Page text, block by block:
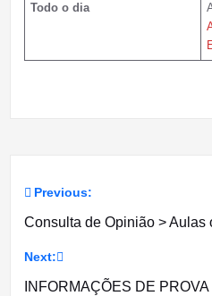
Todo o dia
Navegação
artigos
Previous:
Consulta de Opinião > Aulas
Next:
INFORMAÇÕES DE PROVA